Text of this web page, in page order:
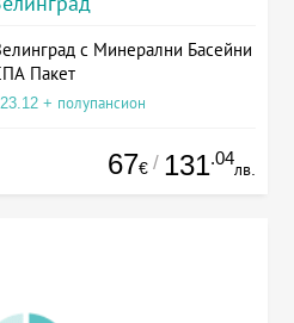
с Минерални Басейни
Пакет
+ полупансион
67€ / 131.04
лв.